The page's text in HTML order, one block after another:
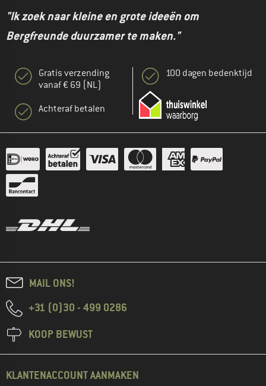
"Ik zoek naar kleine en grote ideeën om
Bergfreunde duurzamer te maken."
Gratis verzending
vanaf € 69 (NL)
Achteraf betalen
100 dagen bedenktijd
MAIL ONS!
+31 (0)30 - 499 0286
KOOP BEWUST
KLANTENACCOUNT AANMAKEN